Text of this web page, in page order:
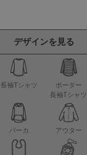
デザインを見る
長袖Tシャツ
ボーダー
長袖Tシャツ
パーカ アウター